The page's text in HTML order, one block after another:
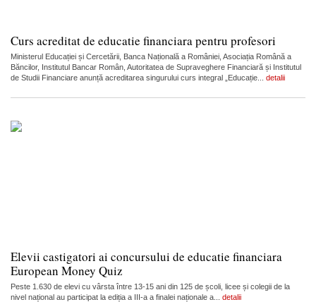
Curs acreditat de educatie financiara pentru profesori
Ministerul Educației și Cercetării, Banca Națională a României, Asociația Română a
Băncilor, Institutul Bancar Român, Autoritatea de Supraveghere Financiară și Institutul
de Studii Financiare anunță acreditarea singurului curs integral „Educație... detalii
Elevii castigatori ai concursului de educatie financiara
European Money Quiz
Peste 1.630 de elevi cu vârsta între 13-15 ani din 125 de școli, licee și colegii de la
nivel național au participat la ediția a III-a a finalei naționale a... detalii